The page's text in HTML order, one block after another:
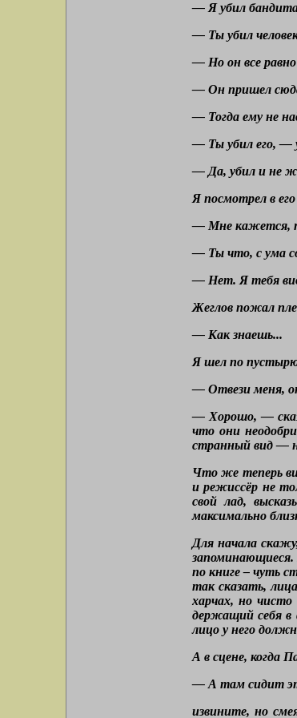
— Я убил
— Ты убил
— Но он все
— Он пришел
— Тогда ему не
— Ты убил его, —
— Да, убил и не
Я посмотрел в
— Мне кажется,
— Ты что, с ума
— Нет. Я тебя
Жеглов пожал
— Как знаешь...
Я шел по пустырю
— Отвези меня,
— Хорошо, —
что они
странный вид —
Что же теперь
и режиссёр не
свой лад,
максимально
Для начала
запоминающиеся.
по книге – чуть
так сказать,
харчах, но
держащий себя в
лицо у него
А в сцене, когда
— А там сидит
извините, но